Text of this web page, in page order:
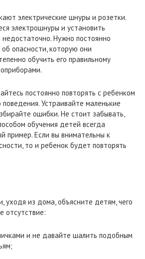
электрические шнуры и розетки.
электрошнуры и установить
недостаточно. Нужно постоянно
опасности, которую они
обучить его правильному
постоянно повторять с ребенком
поведения. Устраивайте маленькие
ошибки. Не стоит забывать,
обучения детей всегда
пример. Если вы внимательны к
то и ребенок будет повторять
уходя из дома, объясните детям, чего
отсутствие:
и не давайте шалить подобным